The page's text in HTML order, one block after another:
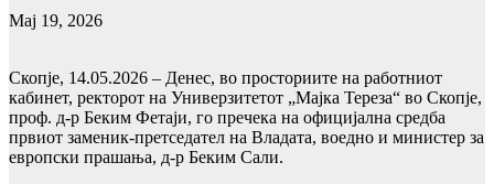
Мај 19, 2026
Скопје, 14.05.2026 – Денес, во просториите на работниот
кабинет, ректорот на Универзитетот „Мајка Тереза“ во Скопје,
проф. д-р Беким Фетаји, го пречека на официјална средба
првиот заменик-претседател на Владата, воедно и министер за
европски прашања, д-р Беким Сали.